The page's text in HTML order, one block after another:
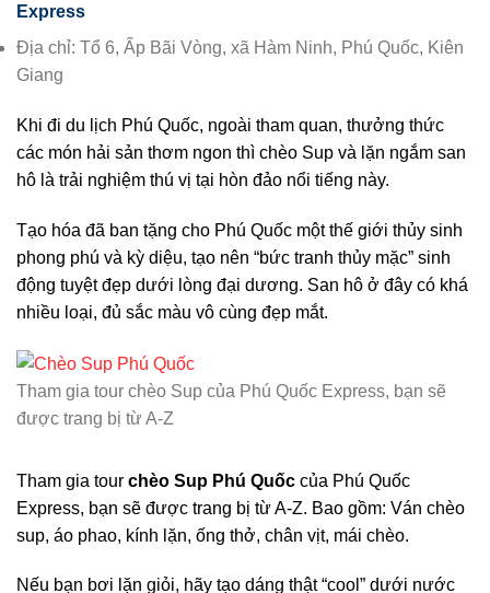
Express
Địa chỉ: Tổ 6, Ấp Bãi Vòng, xã Hàm Ninh, Phú Quốc, Kiên
Giang
Khi đi du lịch Phú Quốc, ngoài tham quan, thưởng thức
các món hải sản thơm ngon thì chèo Sup và lặn ngắm san
hô là trải nghiệm thú vị tại hòn đảo nổi tiếng này.
Tạo hóa đã ban tặng cho Phú Quốc một thế giới thủy sinh
phong phú và kỳ diệu, tạo nên “bức tranh thủy mặc” sinh
động tuyệt đẹp dưới lòng đại dương. San hô ở đây có khá
nhiều loại, đủ sắc màu vô cùng đẹp mắt.
Tham gia tour chèo Sup của Phú Quốc Express, bạn sẽ
được trang bị từ A-Z
Tham gia tour chèo Sup Phú Quốc của Phú Quốc
Express, bạn sẽ được trang bị từ A-Z. Bao gồm: Ván chèo
sup, áo phao, kính lặn, ống thở, chân vịt, mái chèo.
Nếu bạn bơi lặn giỏi, hãy tạo dáng thật “cool” dưới nước